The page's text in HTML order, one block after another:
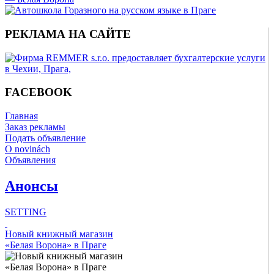
РЕКЛАМА НА САЙТЕ
FACEBOOK
Главная
Заказ рекламы
Подать объявление
O novinách
Объявления
Анонсы
SETTING
Check all
Главное
Концерты
Новый книжный магазин
«Белая Ворона» в Праге